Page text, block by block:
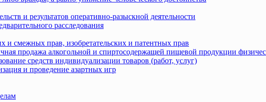
и результатов оперативно-разыскной деятельности
расследования
смежных прав, изобретательских и патентных прав
продажа алкогольной и спиртосодержащей пищевой продукции
средств индивидуализации товаров (работ, услуг)
и проведение азартных игр